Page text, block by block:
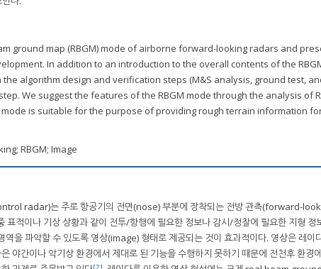
ground map (RBGM) mode of airborne forward-looking radars and
In addition to an introduction to the overall contents of the
algorithm design and verification steps (M&S analysis, ground test,
We suggest the features of the RBGM mode through the analysis of
is suitable for the purpose of providing rough terrain information
RBGM; Image
radar)는 주로 항공기의 전면(nose) 부분에 장착되는 전방 관측(forward-
표적이나 기상 상황과 같이 전투/항행에 필요한 정보나 감시/정찰에 필요한 지형 정
역을 파악할 수 있도록 영상(image) 형태로 제공되는 것이 효과적이다. 영상은 레이
야간이나 악기상 환경에서 제대로 된 기능을 수행하지 못하기 때문에 전천후 환경
[2]